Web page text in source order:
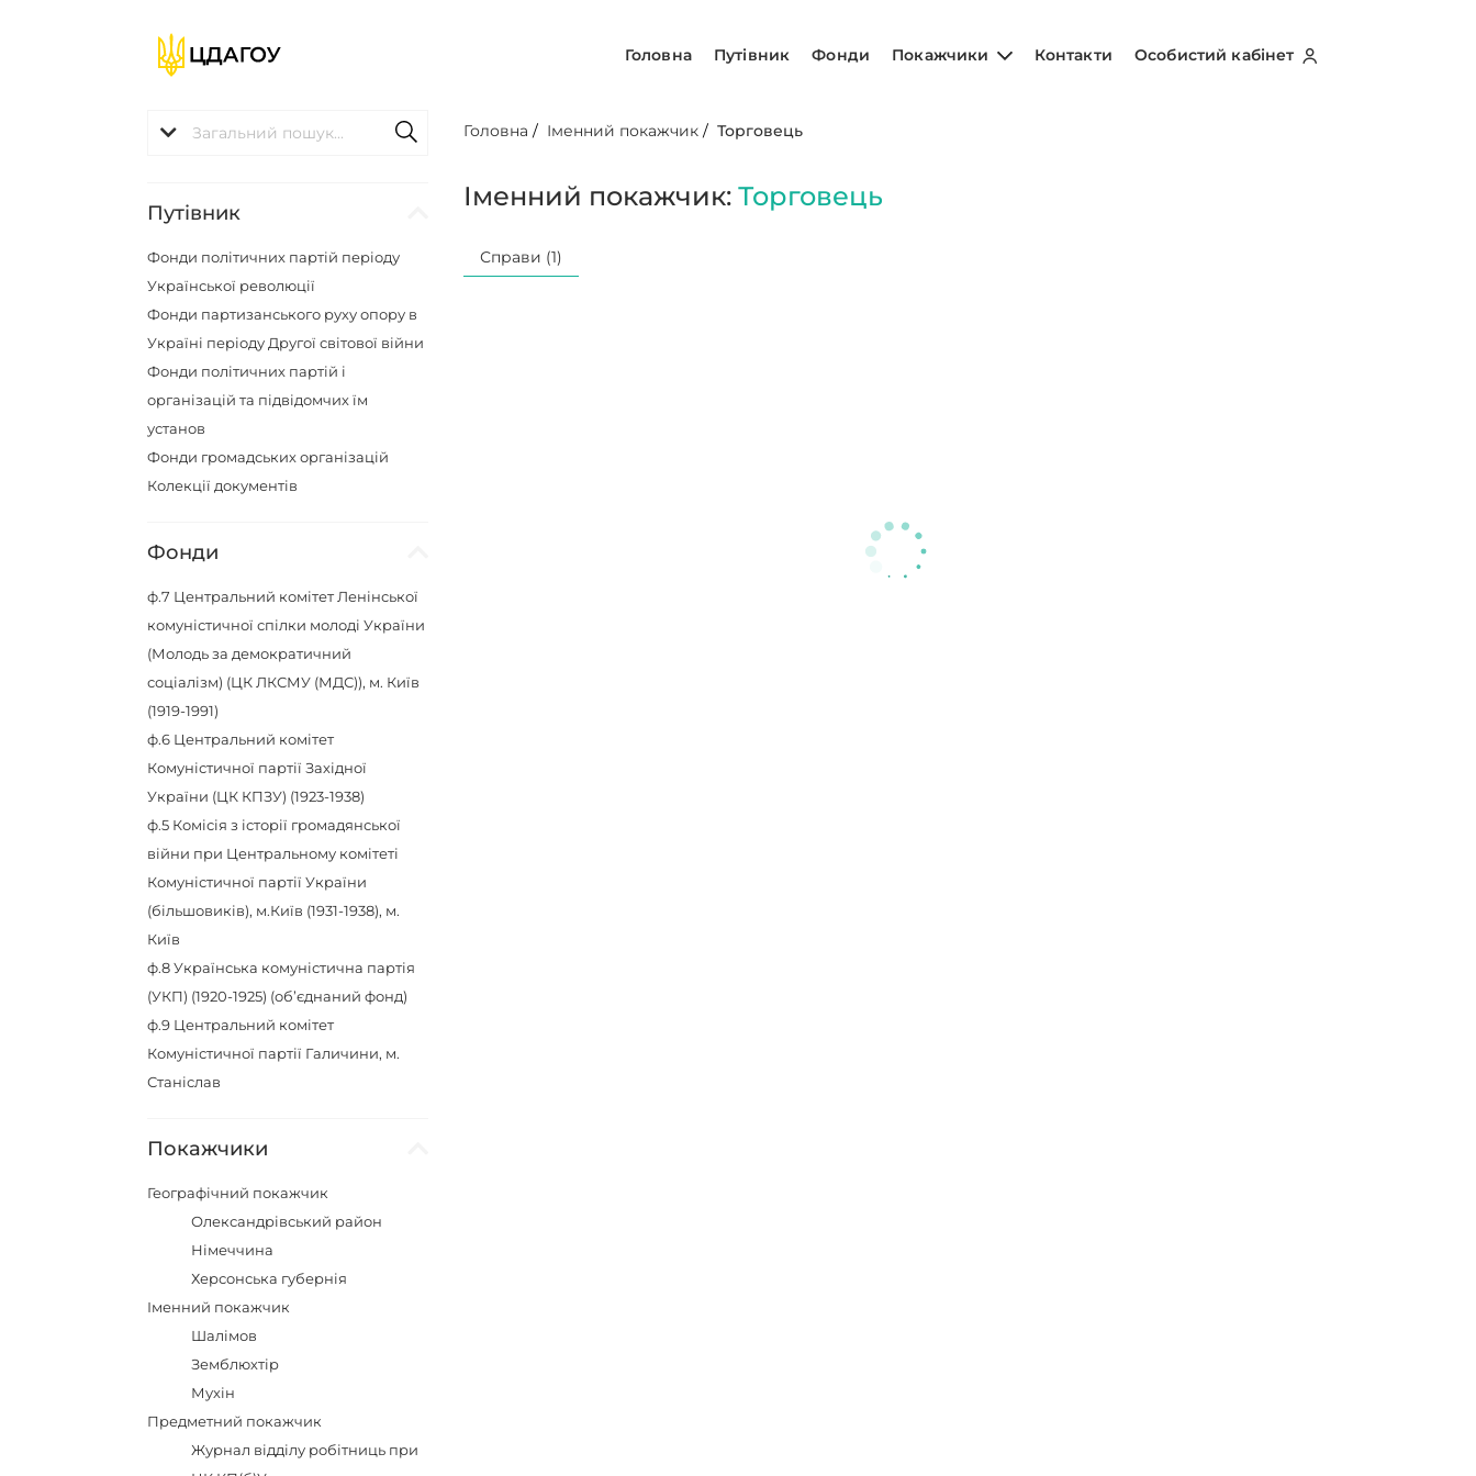
Головна Путівник Фонди Покажчики Контакти Особистий кабінет
Путівник
Фонди політичних партій періоду
Української революції
Фонди партизанського руху опору в
Україні періоду Другої світової війни
Фонди політичних партій і
організацій та підвідомчих їм
установ
Фонди громадських організацій
Колекції документів
Фонди
ф.7 Центральний комітет Ленінської
комуністичної спілки молоді України
(Молодь за демократичний
соціалізм) (ЦК ЛКСМУ (МДС)), м. Київ
(1919-1991)
ф.6 Центральний комітет
Комуністичної партії Західної
України (ЦК КПЗУ) (1923-1938)
ф.5 Комісія з історії громадянської
війни при Центральному комітеті
Комуністичної партії України
(більшовиків), м.Київ (1931-1938), м.
Київ
ф.8Українська комуністична партія
(УКП) (1920-1925) (об’єднаний фонд)
ф.9 Центральний комітет
Комуністичної партії Галичини, м.
Станіслав
Покажчики
Географічний покажчик
Олександрівський район
Німеччина
Херсонська губернія
Іменний покажчик
Шалімов
Земблюхтір
Мухін
Предметний покажчик
Журнал відділу робітниць при
Головна / Іменний покажчик /Торговець
Іменний покажчик:Торговець
Справи (1)